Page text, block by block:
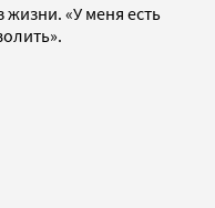
«У меня есть